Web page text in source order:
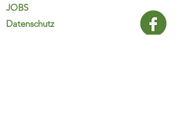
JOBS
Datenschutz